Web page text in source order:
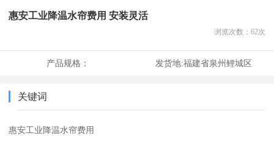
惠安工业降温水帘费用 安装灵活
浏览次数： 62次
产品规格： 发货地:福建省泉州鲤城区
关键词
惠安工业降温水帘费用